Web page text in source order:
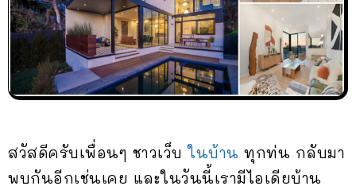
สวัสดีครับเพื่อนๆ ชาวเว็บในบ้าน ทุกท่น กลับมา
พบกันอีกเช่นเคย และในวันนี้เรามีไอเดียบ้าน